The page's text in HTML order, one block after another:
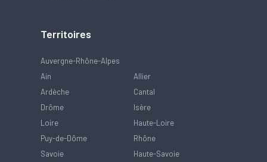
Territoires
Auvergne-Rhône-Alpes
Ain
Allier
Ardèche
Cantal
Drôme
Isère
Loire
Haute-Loire
Puy-de-Dôme
Rhône
Savoie
Haute-Savoie